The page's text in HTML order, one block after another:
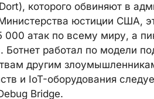
которого обвиняют в
юстиции США,
атак по всему миру, а
Ботнет работал по модели
другим
и IoT-оборудования
Bridge.